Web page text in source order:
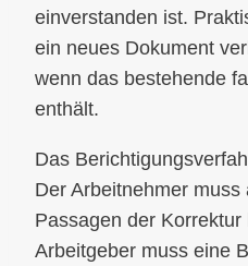
einverstanden ist.
ein neues Dokument
wenn das bestehende
enthält.
Das
Der Arbeitnehmer
Passagen der
Arbeitgeber muss eine